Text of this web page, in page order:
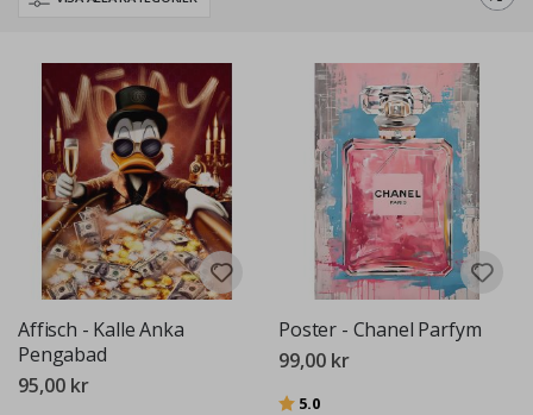
Affisch - Kalle Anka
Pengabad
95,00 kr
Poster - Chanel Parfym
99,00 kr
Betyg:
5.0